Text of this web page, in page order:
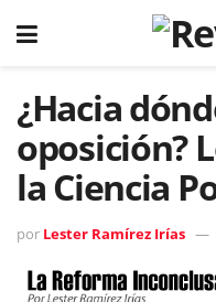
¿Hacia
oposición?
la Ciencia
por Lester Ramírez Irías